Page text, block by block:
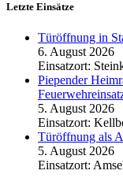
Letzte Einsätze
Türöffnung in
6. August 2026
Einsatzort:
Piepender
5. August 2026
Einsatzort:
Türöffnung als
5. August 2026
Einsatzort: